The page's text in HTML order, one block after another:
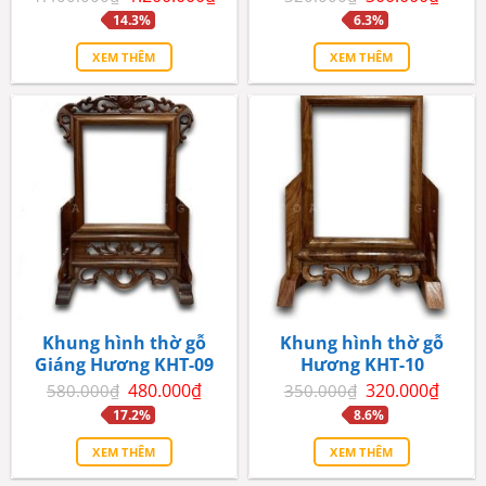
gốc
là:
1.400.000₫.
14.3%
XEM THÊM
gốc
là:
320.000₫.
6.3%
XEM THÊM
Khung hình thờ gỗ
Giáng Hương KHT-09
580.000₫ Giá
gốc
là:
580.000₫.
480.000₫Giá
17.2%
XEM THÊM
Khung hình thờ gỗ
Hương KHT-10
350.000₫ Giá
gốc
là:
350.000₫.
320.000₫Giá
8.6%
XEM THÊM